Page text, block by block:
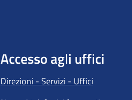
Accesso agli uffici
Direzioni - Servizi - Uffici